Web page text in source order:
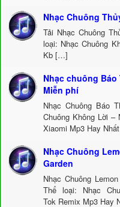
Nhạc Chuông
Tải Nhạc Chuông
loại: Nhạc Chuông
Kb […]
Nhạc chuông Báo
Miễn phí
Nhạc Chuông Báo
Chuông Không Lời –
Xiaomi Mp3 Hay
Nhạc Chuông
Garden
Nhạc Chuông
Thể loại: Nhạc
Tok Remix Mp3 Hay